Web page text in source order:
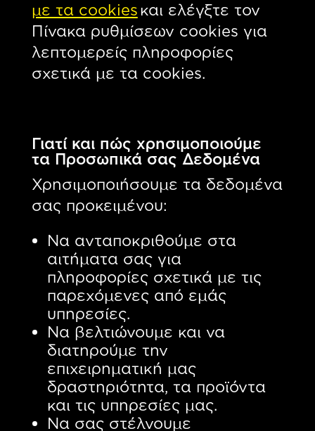
με τα cookies και ελέγξτε τον
Πίνακα ρυθμίσεων cookies για
λεπτομερείς πληροφορίες
σχετικά με τα cookies.
Γιατί και πώς χρησιμοποιούμε
τα Προσωπικά σας Δεδομένα
Χρησιμοποιήσουμε τα δεδομένα
σας προκειμένου:
Να ανταποκριθούμε στα
αιτήματα σας για
πληροφορίες σχετικά με τις
παρεχόμενες από εμάς
υπηρεσίες.
Να βελτιώνουμε και να
διατηρούμε την
επιχειρηματική μας
δραστηριότητα, τα προϊόντα
και τις υπηρεσίες μας.
Να σας στέλνουμε